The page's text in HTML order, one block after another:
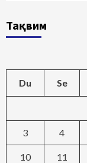
Тақвим
Du Se
3 4
10 11